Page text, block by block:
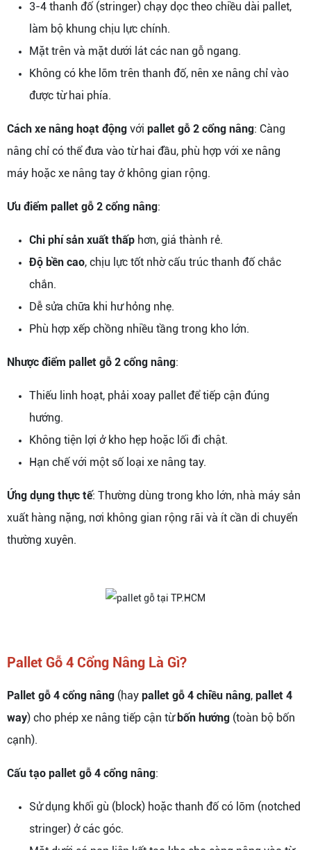
3-4 thanh đố (stringer) chạy dọc theo chiều dài pallet,
làm bộ khung chịu lực chính.
Mặt trên và mặt dưới lát các nan gỗ ngang.
Không có khe lõm trên thanh đố, nên xe nâng chỉ vào
được từ hai phía.
Cách xe nâng hoạt động với pallet gỗ 2 cổng nâng: Càng
nâng chỉ có thể đưa vào từ hai đầu, phù hợp với xe nâng
máy hoặc xe nâng tay ở không gian rộng.
Ưu điểm pallet gỗ 2 cổng nâng:
Chi phí sản xuất thấp hơn, giá thành rẻ.
Độ bền cao, chịu lực tốt nhờ cấu trúc thanh đố chắc
chắn.
Dễ sửa chữa khi hư hỏng nhẹ.
Phù hợp xếp chồng nhiều tầng trong kho lớn.
Nhược điểm pallet gỗ 2 cổng nâng:
Thiếu linh hoạt, phải xoay pallet để tiếp cận đúng
hướng.
Không tiện lợi ở kho hẹp hoặc lối đi chật.
Hạn chế với một số loại xe nâng tay.
Ứng dụng thực tế: Thường dùng trong kho lớn, nhà máy sản
xuất hàng nặng, nơi không gian rộng rãi và ít cần di chuyển
thường xuyên.
Pallet Gỗ 4 Cổng Nâng Là Gì?
Pallet gỗ 4 cổng nâng (hay pallet gỗ 4 chiều nâng, pallet 4
way) cho phép xe nâng tiếp cận từ bốn hướng (toàn bộ bốn
cạnh).
Cấu tạo pallet gỗ 4 cổng nâng:
Sử dụng khối gù (block) hoặc thanh đố có lõm (notched
stringer) ở các góc.